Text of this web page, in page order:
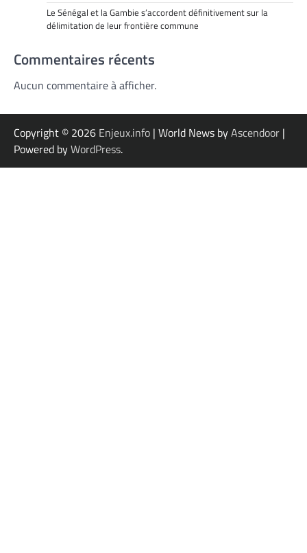
Le Sénégal et la Gambie s’accordent définitivement sur la
délimitation de leur frontière commune
Commentaires récents
Aucun commentaire à afficher.
Copyright © 2026 Enjeux.info | World News byAscendoor |
Powered byWordPress.